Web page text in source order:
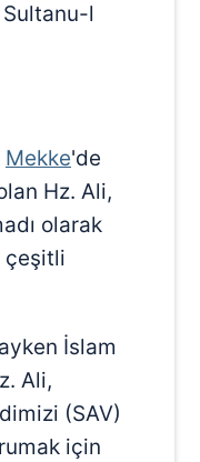
l
Mekke'de
Hz. Ali,
olarak
çeşitli
İslam
Ali,
(SAV)
için